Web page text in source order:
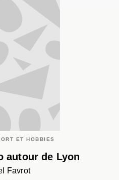
ET HOBBIES
autour de Lyon
Favrot